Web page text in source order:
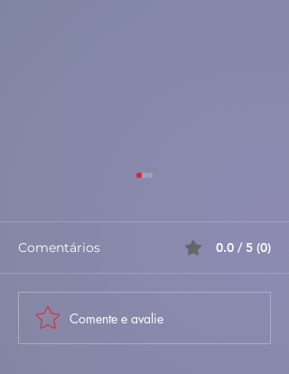
🎃✨ Azevias de
Abóbora à Antiga –
Comentários 0.0 / 5 (0)
Comente e avalie